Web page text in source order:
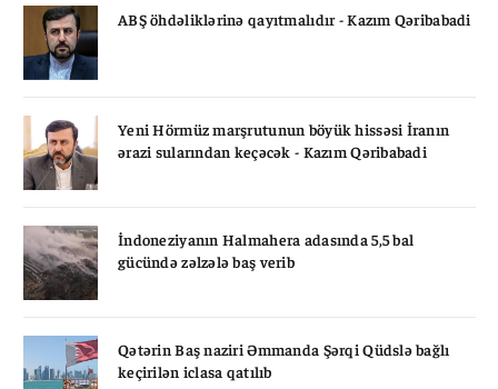
ABŞ öhdəliklərinə qayıtmalıdır - Kazım Qəribabadi
Yeni Hörmüz marşrutunun böyük hissəsi İranın
ərazi sularından keçəcək - Kazım Qəribabadi
İndoneziyanın Halmahera adasında 5,5 bal
gücündə zəlzələ baş verib
Qətərin Baş naziri Əmmanda Şərqi Qüdslə bağlı
keçirilən iclasa qatılıb